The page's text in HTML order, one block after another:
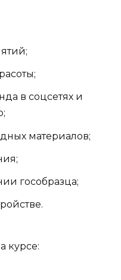
в соцсетях и
материалов;
гособразца;
курсе: